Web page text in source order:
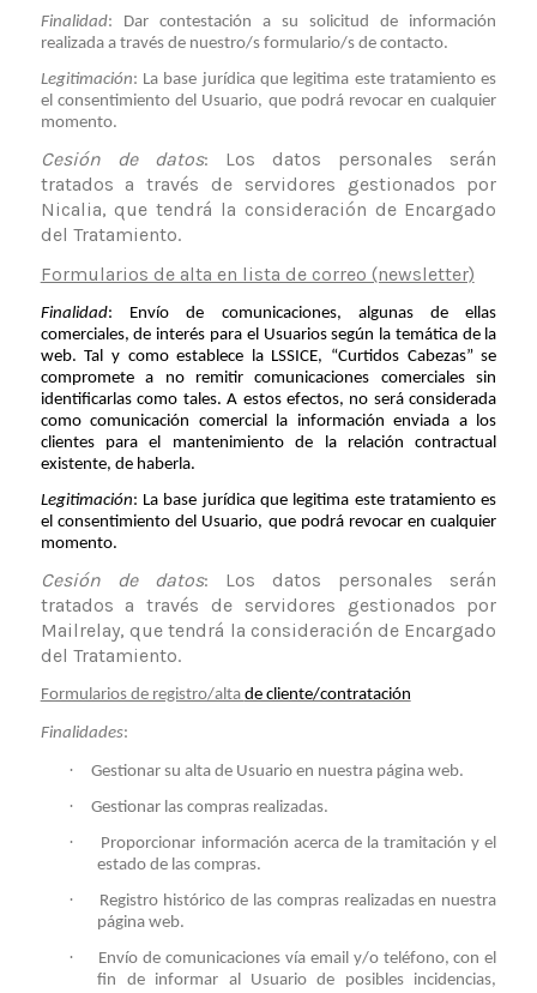
Finalidad: Dar contestación a su solicitud de información
realizada a través de nuestro/s formulario/s de contacto.
Legitimación: La base jurídica que legitima este tratamiento es
el consentimiento del Usuario, que podrá revocar en cualquier
momento.
Cesión de datos: Los datos personales serán
tratados a través de servidores gestionados por
Nicalia, que tendrá la consideración de Encargado
del Tratamiento.
Formularios de alta en lista de correo (newsletter)
Finalidad:
Envío de comunicaciones, algunas de ellas
comerciales, de interés para el Usuarios según la temática de la
web. Tal y como establece la LSSICE, “Curtidos Cabezas” se
compromete a no remitir comunicaciones comerciales sin
identificarlas como tales. A estos efectos, no será considerada
como comunicación comercial la información enviada a los
clientes para el mantenimiento de la relación contractual
existente, de haberla.
Legitimación: La base jurídica que legitima este tratamiento es
el consentimiento del Usuario, que podrá revocar en cualquier
momento.
Cesión de datos: Los datos personales serán
tratados a través de servidores gestionados por
Mailrelay, que tendrá la consideración de Encargado
del Tratamiento.
Formularios de registro/alta de cliente/contratación
Finalidades:
· Gestionar su alta de Usuario en nuestra página web.
· Gestionar las compras realizadas.
·
Proporcionar información acerca de la tramitación y el
estado de las compras.
·
Registro histórico de las compras realizadas en nuestra
página web.
·
Envío de comunicaciones vía email y/o teléfono, con el
fin de informar al Usuario de posibles incidencias,